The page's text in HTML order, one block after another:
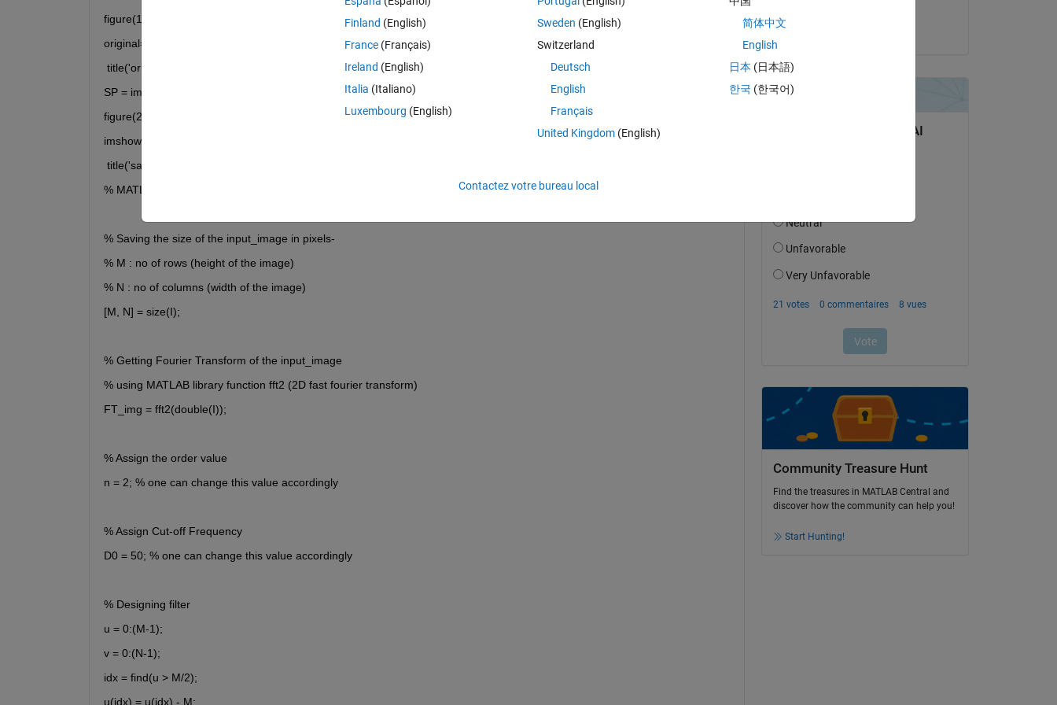
figure(1);
original=imshow(I)
title('original image');
SP = imnoise(I,'salt & pepper',0.1);
figure(2);
imshow(SP)
title('salt & pepper noise');
% MATLAB Code | Butterworth Low Pass Filter
% Saving the size of the input_image in pixels-
% M : no of rows (height of the image)
% N : no of columns (width of the image)
[M, N] = size(I);
% Getting Fourier Transform of the input_image
% using MATLAB library function fft2 (2D fast fourier transform)
FT_img = fft2(double(I));
% Assign the order value
n = 2; % one can change this value accordingly
% Assign Cut-off Frequency
D0 = 50; % one can change this value accordingly
% Designing filter
u = 0:(M-1);
v = 0:(N-1);
idx = find(u > M/2);
u(idx) = u(idx) - M;
le 23 Avr 2021
Community Treasure Hunt
Find the treasures in MATLAB Central and
discover how the community can help you!
Start Hunting!
Finland (English)
France (Français)
Ireland (English)
Italia (Italiano)
Luxembourg (English)
Sweden (English)
Switzerland
Deutsch
English
Français
United Kingdom(English)
简体中文
English
日本 (日本語)
한국 (한국어)
Contactez votre bureau local